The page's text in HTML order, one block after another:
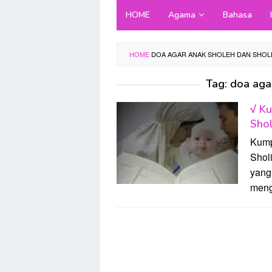
HOME Agama Bahasa
HOME DOA AGAR ANAK SHOLEH DAN
Tag: doa
√